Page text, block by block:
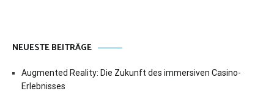
NEUESTE BEITRÄGE
Augmented Reality: Die Zukunft des immersiven Casino-
Erlebnisses